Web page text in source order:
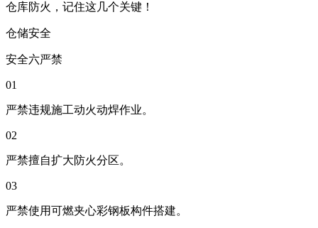
仓库防火，记住这几个关键！
仓储安全
安全六严禁
01
严禁违规施工动火动焊作业。
02
严禁擅自扩大防火分区。
03
严禁使用可燃夹心彩钢板构件搭建。